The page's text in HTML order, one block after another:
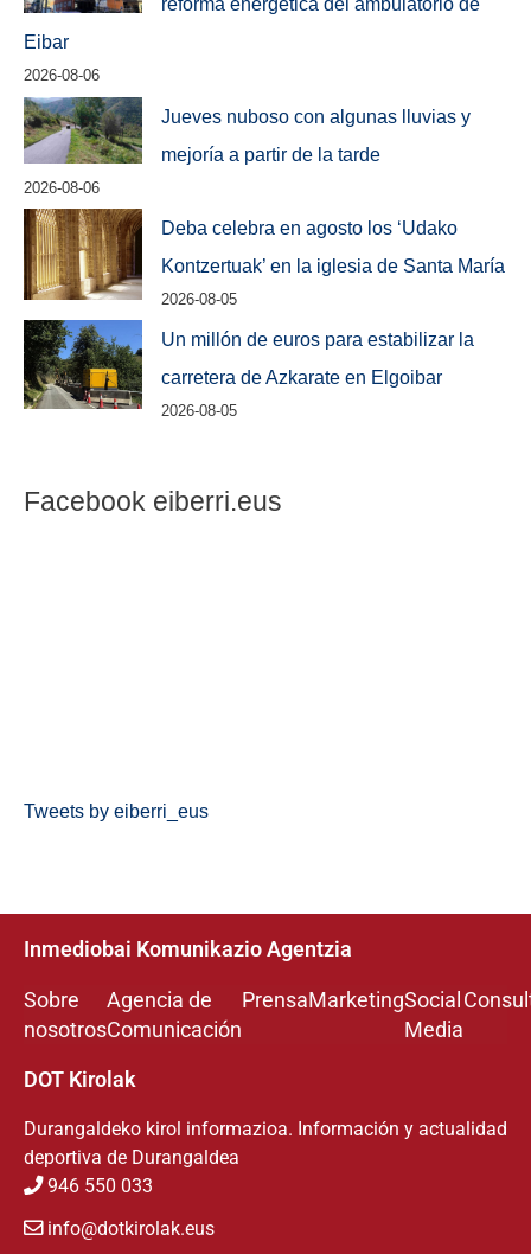
Eibar
2026-08-06
Jueves nuboso con algunas lluvias y
mejoría a partir de la tarde
2026-08-06
Deba celebra en agosto los ‘Udako
Kontzertuak’ en la iglesia de Santa María
2026-08-05
Un millón de euros para estabilizar la
carretera de Azkarate en Elgoibar
2026-08-05
Facebook eiberri.eus
Tweets by eiberri_eus
Inmediobai Komunikazio Agentzia
Sobre
nosotros
Agencia de
Comunicación
PrensaMarketingSocial
Media
DOT Kirolak
Durangaldeko kirol informazioa. Información y actualidad
deportiva de Durangaldea
946 550 033
info@dotkirolak.eus